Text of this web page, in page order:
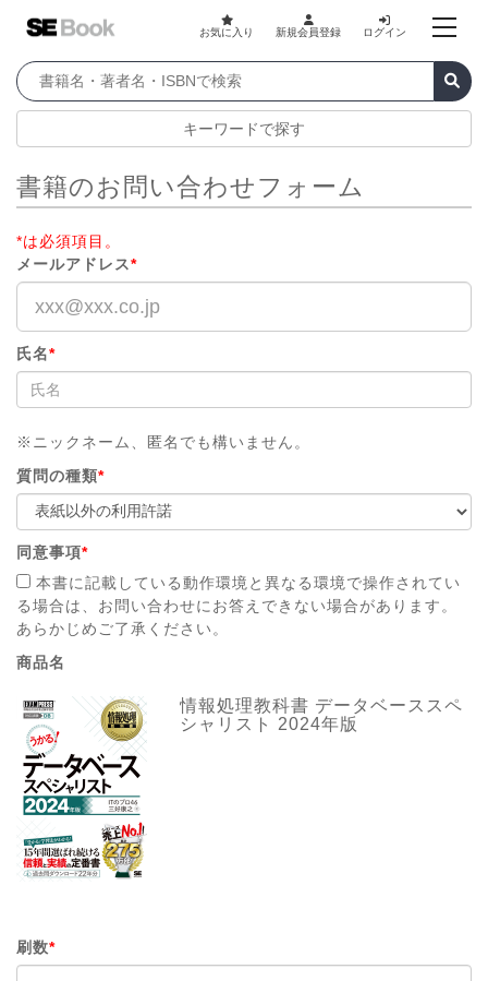
お気に入り 新規会員登録 ログイン
キーワードで探す
書籍のお問い合わせフォーム
*は必須項目。
メールアドレス*
氏名*
※ニックネーム、匿名でも構いません。
質問の種類*
同意事項*
本書に記載している動作環境と異なる環境で操作されてい
る場合は、お問い合わせにお答えできない場合があります。
あらかじめご了承ください。
商品名
情報処理教科書 データベーススペ
シャリスト 2024年版
刷数*